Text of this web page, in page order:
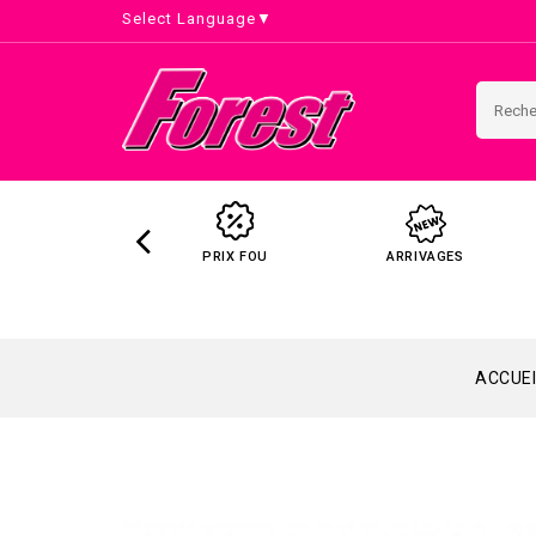
Select Language ▼
PRIX FOU ARRIVAGES